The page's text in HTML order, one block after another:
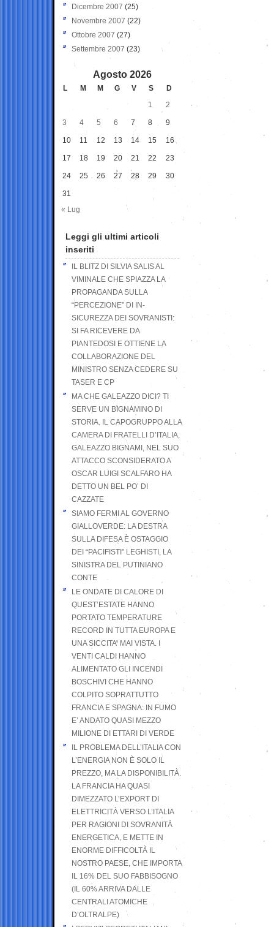
Dicembre 2007 (25)
Novembre 2007 (22)
Ottobre 2007 (27)
Settembre 2007 (23)
Agosto 2026
L M M G V S
D
1
2
3 4 5 6 7 8 9
10 11 12 13 14 15 16
17 18 19 20 21 22 23
24 25 26 27 28 29 30
31
« Lug
Leggi gli ultimi articoli
inseriti
IL BLITZ DI SILVIA SALIS AL
VIMINALE CHE SPIAZZA LA
PROPAGANDA SULLA
“PERCEZIONE” DI IN-
SICUREZZA DEI SOVRANISTI:
SI FA RICEVERE DA
PIANTEDOSI E OTTIENE LA
COLLABORAZIONE DEL
MINISTRO SENZA CEDERE SU
TASER E CP
MA CHE GALEAZZO DICI? TI
SERVE UN BIGNAMINO DI
STORIA. IL CAPOGRUPPO ALLA
CAMERA DI FRATELLI D’ITALIA,
GALEAZZO BIGNAMI, NEL SUO
ATTACCO SCONSIDERATO A
OSCAR LUIGI SCALFARO HA
DETTO UN BEL PO’ DI
CAZZATE
SIAMO FERMI AL GOVERNO
GIALLOVERDE: LA DESTRA
SULLA DIFESA È OSTAGGIO
DEI “PACIFISTI” LEGHISTI, LA
SINISTRA DEL PUTINIANO
CONTE
LE ONDATE DI CALORE DI
QUEST’ESTATE HANNO
PORTATO TEMPERATURE
RECORD IN TUTTA EUROPA E
UNA SICCITA’ MAI VISTA. I
VENTI CALDI HANNO
ALIMENTATO GLI INCENDI
BOSCHIVI CHE HANNO
COLPITO SOPRATTUTTO
FRANCIA E SPAGNA: IN FUMO
E’ ANDATO QUASI MEZZO
MILIONE DI ETTARI DI VERDE
IL PROBLEMA DELL’ITALIA CON
L’ENERGIA NON È SOLO IL
PREZZO, MA LA DISPONIBILITÀ.
LA FRANCIA HA QUASI
DIMEZZATO L’EXPORT DI
ELETTRICITÀ VERSO L’ITALIA
PER RAGIONI DI SOVRANITÀ
ENERGETICA, E METTE IN
ENORME DIFFICOLTÀ IL
NOSTRO PAESE, CHE IMPORTA
IL 16% DEL SUO FABBISOGNO
(IL 60% ARRIVA DALLE
CENTRALI ATOMICHE
D’OLTRALPE)